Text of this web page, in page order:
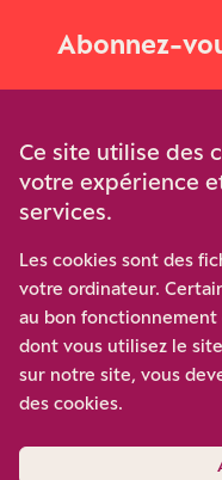
Abonnez-
Participez à notre
luttant contre
disqualification de
confrontation
Ce site utilise des
votre expérience
services.
Les cookies sont des
votre ordinateur.
au bon fonctionnement
dont vous utilisez le
sur notre site, vous
des cookies.